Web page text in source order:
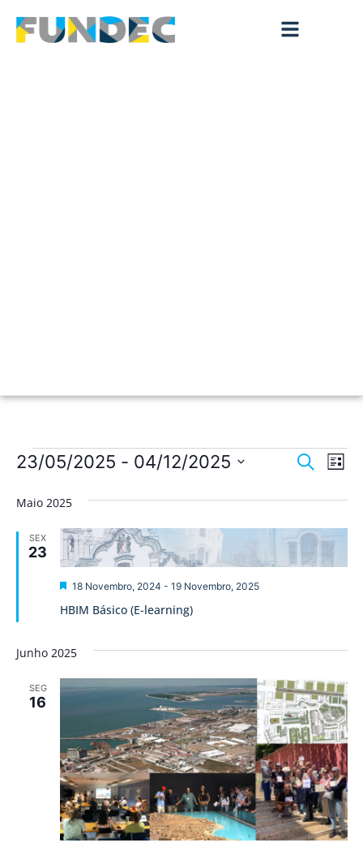
de
e
Pesquisar
de
Lista
23/05/2025 - 04/12/2025
data.
Maio 2025
SEX
23
HBIM Básico (E-learning)
Destaque
18 Novembro, 2024 - 19 Novembro, 2025
Junho 2025
SEG
16